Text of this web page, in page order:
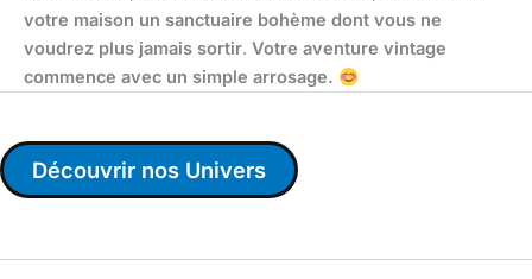
votre maison un sanctuaire bohème dont vous ne
voudrez plus jamais sortir. Votre aventure vintage
commence avec un simple arrosage.
Découvrir nos Univers